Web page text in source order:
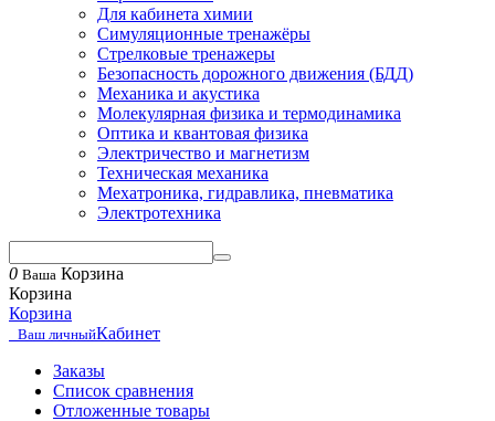
Для кабинета химии
Симуляционные тренажёры
Стрелковые тренажеры
Безопасность дорожного движения (БДД)
Механика и акустика
Молекулярная физика и термодинамика
Оптика и квантовая физика
Электричество и магнетизм
Техническая механика
Мехатроника, гидравлика, пневматика
Электротехника
0 Ваша Корзина
Корзина
Корзина
Ваш личныйКабинет
Заказы
Список сравнения
Отложенные товары